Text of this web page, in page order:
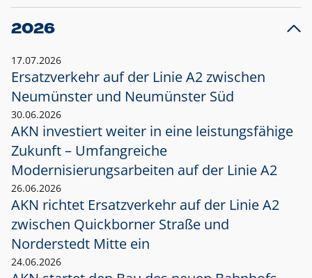
2026
17.07.2026
Ersatzverkehr auf der Linie A2 zwischen
Neumünster und Neumünster Süd
30.06.2026
AKN investiert weiter in eine leistungsfähige
Zukunft – Umfangreiche
Modernisierungsarbeiten auf der Linie A2
26.06.2026
AKN richtet Ersatzverkehr auf der Linie A2
zwischen Quickborner Straße und
Norderstedt Mitte ein
24.06.2026